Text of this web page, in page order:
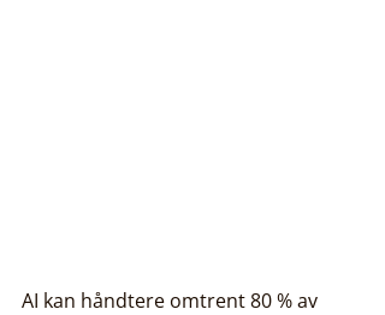
AI kan håndtere omtrent 80 % av